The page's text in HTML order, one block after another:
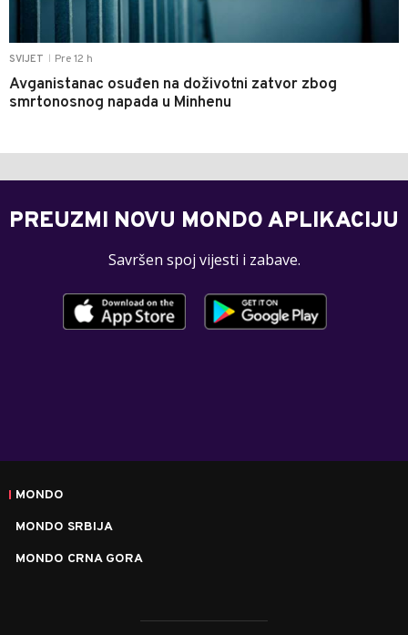
SVIJET Pre 12 h
Avganistanac osuđen na doživotni zatvor zbog
smrtonosnog napada u Minhenu
PREUZMI NOVU MONDO APLIKACIJU
Savršen spoj vijesti i zabave.
MONDO
MONDO SRBIJA
MONDO CRNA GORA